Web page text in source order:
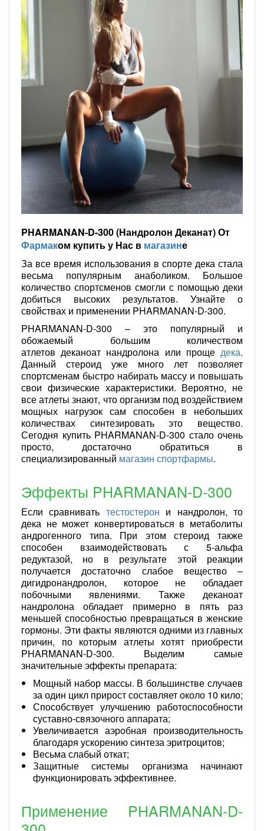
PHARMANAN-D-300 (Нандролон Деканат) От
Фармаком купить у Нас в магазине
За все время использования в спорте дека стала
весьма популярным анаболиком. Большое
количество спортсменов смогли с помощью деки
добиться высоких результатов. Узнайте о
свойствах и применении PHARMANAN-D-300.
PHARMANAN-D-300 – это популярный и
обожаемый большим количеством
атлетов деканоат нандролона или проще дека.
Данный стероид уже много лет позволяет
спортсменам быстро набирать массу и повышать
свои физические характеристики. Вероятно, не
все атлеты знают, что организм под воздействием
мощных нагрузок сам способен в небольших
количествах синтезировать это вещество.
Сегодня купить PHARMANAN-D-300 стало очень
просто, достаточно обратиться в
специализированный магазин спортфармы.
Эффекты PHARMANAN-D-300
Если сравнивать тестостерон и нандролон, то
дека не может конвертироваться в метаболиты
андрогенного типа. При этом стероид также
способен взаимодействовать с 5-альфа
редуктазой, но в результате этой реакции
получается достаточно слабое вещество –
дигидронандролон, которое не обладает
побочными явлениями. Также деканоат
нандролона обладает примерно в пять раз
меньшей способностью превращаться в женские
гормоны. Эти факты являются одними из главных
причин, по которым атлеты хотят приобрести
PHARMANAN-D-300. Выделим самые
значительные эффекты препарата:
Мощный набор массы. В большинстве случаев
за один цикл прирост составляет около 10 кило;
Способствует улучшению работоспособности
суставно-связочного аппарата;
Увеличивается аэробная производительность
благодаря ускорению синтеза эритроцитов;
Весьма слабый откат;
Защитные системы организма начинают
функционировать эффективнее.
Применение PHARMANAN-D-